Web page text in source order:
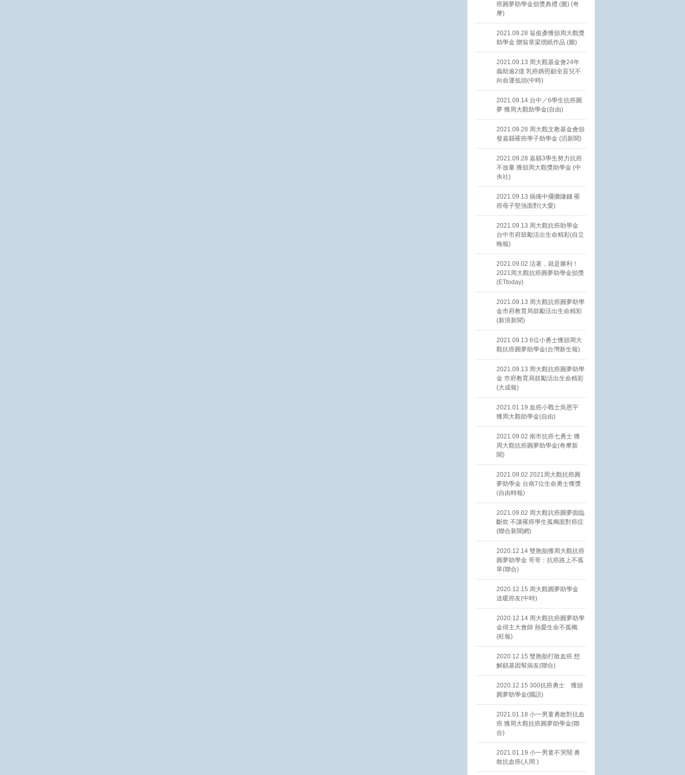
癌圓夢助學金頒獎典禮 (圖) (奇
摩)
2021.09.28 翁俊彥獲頒周大觀獎
助學金 贈翁章梁摺紙作品 (圖)
2021.09.13 周大觀基金會24年
義助逾2億 乳癌媽照顧全盲兒不
向命運低頭(中時)
2021.09.14 台中／6學生抗癌圓
夢 獲周大觀助學金(自由)
2021.09.28 周大觀文教基金會頒
發嘉縣罹癌學子助學金 (滔新聞)
2021.09.28 嘉縣3學生努力抗癌
不放棄 獲頒周大觀獎助學金 (中
央社)
2021.09.13 病痛中擺攤賺錢 罹
癌母子堅強面對(大愛)
2021.09.13 周大觀抗癌助學金
台中市府鼓勵活出生命精彩(自立
晚報)
2021.09.02 活著，就是勝利！
2021周大觀抗癌圓夢助學金頒獎
(ETtoday)
2021.09.13 周大觀抗癌圓夢助學
金市府教育局鼓勵活出生命精彩
(新浪新聞)
2021.09.13 6位小勇士獲頒周大
觀抗癌圓夢助學金(台灣新生報)
2021.09.13 周大觀抗癌圓夢助學
金 市府教育局鼓勵活出生命精彩
(大成報)
2021.01.19 血癌小戰士吳恩宇
獲周大觀助學金(自由)
2021.09.02 南市抗癌七勇士 獲
周大觀抗癌圓夢助學金(奇摩新
聞)
2021.09.02 2021周大觀抗癌圓
夢助學金 台南7位生命勇士獲獎
(自由時報)
2021.09.02 周大觀抗癌圓夢面臨
斷炊 不讓罹癌學生孤獨面對癌症
(聯合新聞網)
2020.12.14 雙胞胎獲周大觀抗癌
圓夢助學金 哥哥：抗癌路上不孤
單(聯合)
2020.12.15 周大觀圓夢助學金
送暖癌友(中時)
2020.12.14 周大觀抗癌圓夢助學
金得主大會師 熱愛生命不孤獨
(旺報)
2020.12.15 雙胞胎打敗血癌 想
解鎖基因幫病友(聯合)
2020.12.15 300抗癌勇士 獲頒
圓夢助學金(國語)
2021.01.18 小一男童勇敢對抗血
癌 獲周大觀抗癌圓夢助學金(聯
合)
2021.01.19 小一男童不哭鬧 勇
敢抗血癌(人間 )